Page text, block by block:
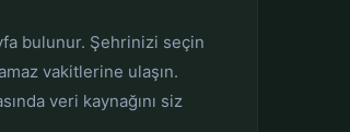
bulunur. Şehrinizi seçin
vakitlerine ulaşın.
veri kaynağını siz